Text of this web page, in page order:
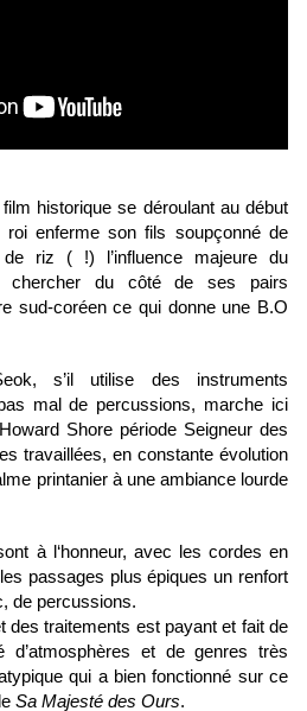
historique se déroulant au début
enferme son fils soupçonné de
riz ( !) l’influence majeure du
chercher du côté de ses pairs
sud-coréen ce qui donne une B.O
s’il utilise des instruments
mal de percussions, marche ici
Shore période Seigneur des
travaillées, en constante évolution
printanier à une ambiance lourde
à l‘honneur, avec les cordes en
passages plus épiques un renfort
de percussions.
des traitements est payant et fait de
et de genres très
qui a bien fonctionné sur ce
Sa Majesté des Ours.